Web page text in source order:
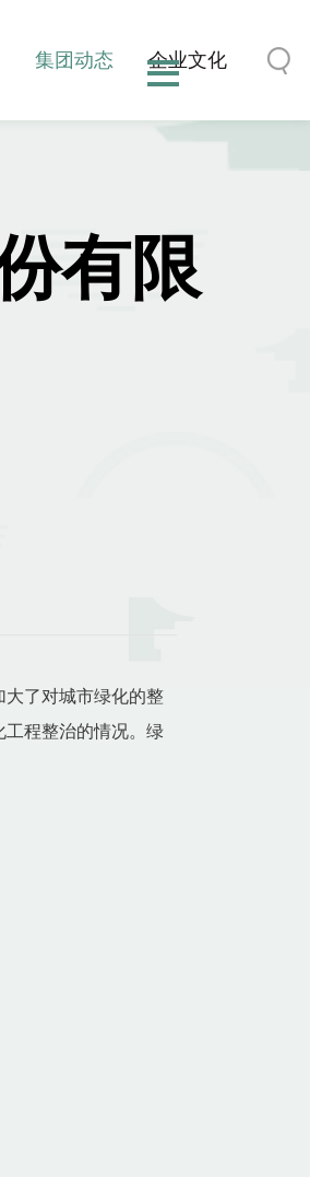
集团动态 企业文化
有限
大了对城市绿化的整
工程整治的情况。绿